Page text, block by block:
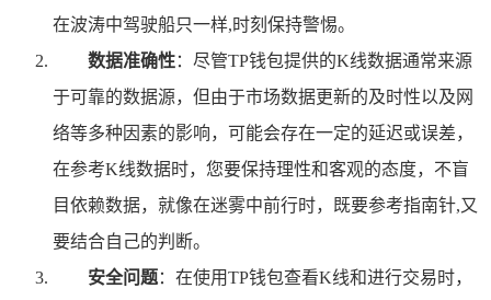
在波涛中驾驶船只一样,时刻保持警惕。
数据准确性：尽管TP钱包提供的K线数据通常来源
于可靠的数据源，但由于市场数据更新的及时性以及网
络等多种因素的影响，可能会存在一定的延迟或误差，
在参考K线数据时，您要保持理性和客观的态度，不盲
目依赖数据，就像在迷雾中前行时，既要参考指南针,又
要结合自己的判断。
安全问题：在使用TP钱包查看K线和进行交易时，